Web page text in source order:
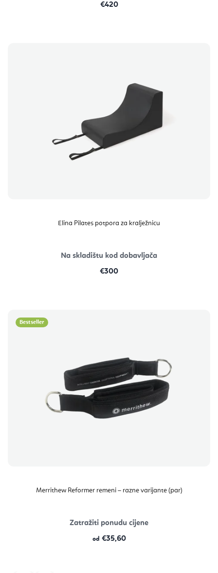
€420
Elina Pilates potpora za kralježnicu
Na skladištu kod dobavljača
€300
Bestseller
Merrithew Reformer remeni – razne varijante (par)
Zatražiti ponudu cijene
od €35,60